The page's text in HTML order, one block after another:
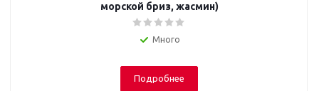
морской бриз, жасмин)
Много
Подробнее